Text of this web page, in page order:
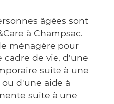
âgées sont
à Champsac.
ménagère pour
de vie, d'une
suite à une
d'une aide à
suite à une